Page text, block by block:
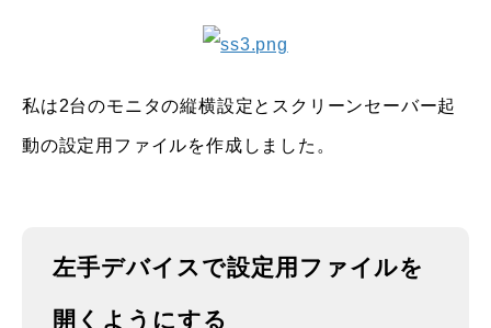
私は2台のモニタの縦横設定とスクリーンセーバー起
動の設定用ファイルを作成しました。
左手デバイスで設定用ファイルを
開くようにする